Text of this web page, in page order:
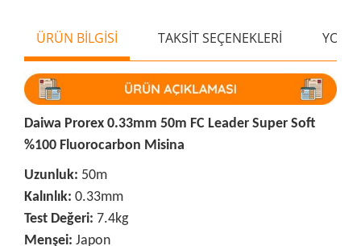
ÜRÜN BİLGİSİ TAKSİT SEÇENEKLERİ
Daiwa Prorex 0.33mm 50m FC Leader Super Soft
%100 Fluorocarbon Misina
Uzunluk: 50m
Kalınlık: 0.33mm
Test Değeri: 7.4kg
Menşei: Japon